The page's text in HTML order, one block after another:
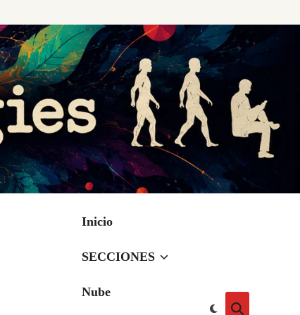
Inicio
SECCIONES
Nube
Cambiar
Abrir